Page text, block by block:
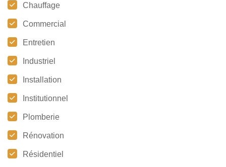
Chauffage
Commercial
Entretien
Industriel
Installation
Institutionnel
Plomberie
Rénovation
Résidentiel